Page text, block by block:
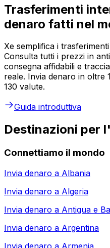
Trasferimenti
denaro fatti nel
Xe semplifica i
Consulta tutti i prezzi in
consegna affidabili e
reale. Invia denaro in oltre
130 valute.
Guida introduttiva
Destinazioni per
Connettiamo il mondo
Invia denaro a Albania
Invia denaro a Algeria
Invia denaro a Antigua e
Invia denaro a Argentina
Invia denaro a Armenia